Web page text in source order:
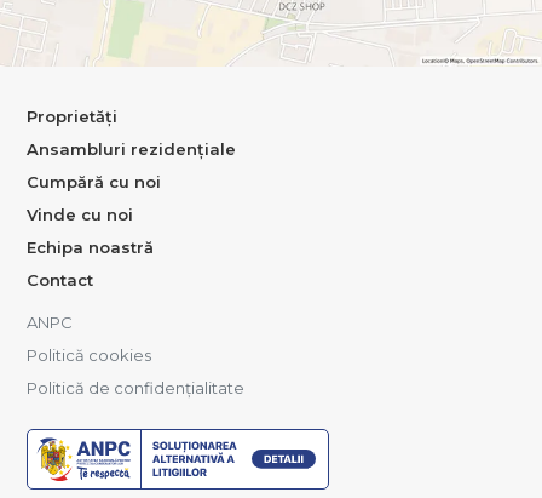
Proprietăți
Ansambluri rezidențiale
Cumpără cu noi
Vinde cu noi
Echipa noastră
Contact
ANPC
Politică cookies
Politică de confidențialitate